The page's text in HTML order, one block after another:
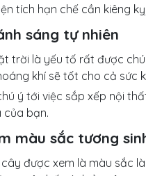
tích hạn chế cần kiêng
sáng tự nhiên
trời là yếu tố rất được
khí sẽ tốt cho cả sức
ý tới việc sắp xếp nội
của bạn.
màu sắc tương
cây được xem là màu sắc